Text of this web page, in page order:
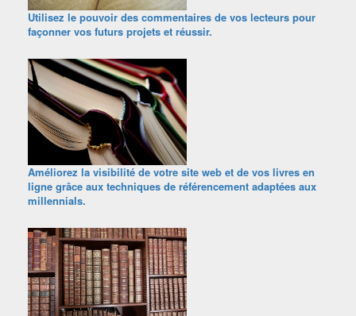
Utilisez le pouvoir des commentaires de vos lecteurs pour
façonner vos futurs projets et réussir.
Améliorez la visibilité de votre site web et de vos livres en
ligne grâce aux techniques de référencement adaptées aux
millennials.